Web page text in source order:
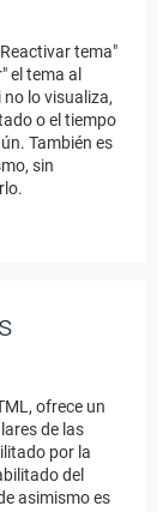
tema"
el tema al
lo visualiza,
o el tiempo
También es
sin
ofrece un
de las
por la
del
asimismo es